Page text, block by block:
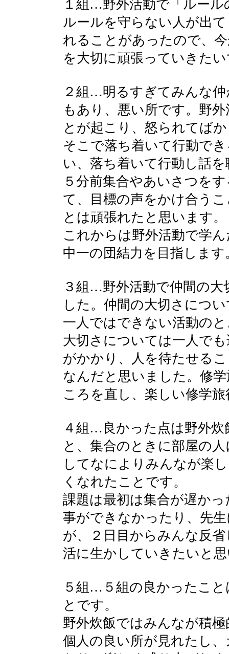
１組…野外活動で「ルー
ルールを守らない人が出
れることがあったので、
を大切に頑張っていきた
２組…明るすぎてみんな
もあり、悪い所です。野
とが起こり、怒られてば
そこで落ち着いて行動で
い、落ち着いて行動し話
５分前集合やあいさつを
て、目標の声をかけ合う
とは頑張れたと思います。
これからは野外活動で学
中一の団結力を目指します
３組…野外活動で仲間の
した。仲間の大切さにつ
一人ではできない活動の
大切さについては一人で
がかかり、人を待たせる
なんだと思いました。修
ころを直し、楽しい修学
４組…良かった点は野外
と、集合のときに部屋の
してなによりみんなが楽
くなれたことです。
課題は最初は集合が遅か
事ができなかったり、先
が、２日目からみんな反
活に生かしていきたいと
５組…５組の良かったこ
とです。
野外炊飯ではみんなが積
個人の良い所が見れたし